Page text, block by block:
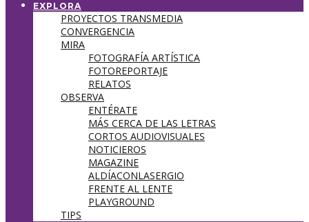
EXPLORA
PROYECTOS TRANSMEDIA
CONVERGENCIA
MIRA
FOTOGRAFÍA ARTÍSTICA
FOTOREPORTAJE
RELATOS
OBSERVA
ENTÉRATE
MÁS CERCA DE LAS LETRAS
CORTOS AUDIOVISUALES
NOTICIEROS
MAGAZINE
ALDÍACONLASERGIO
FRENTE AL LENTE
PLAYGROUND
TIPS